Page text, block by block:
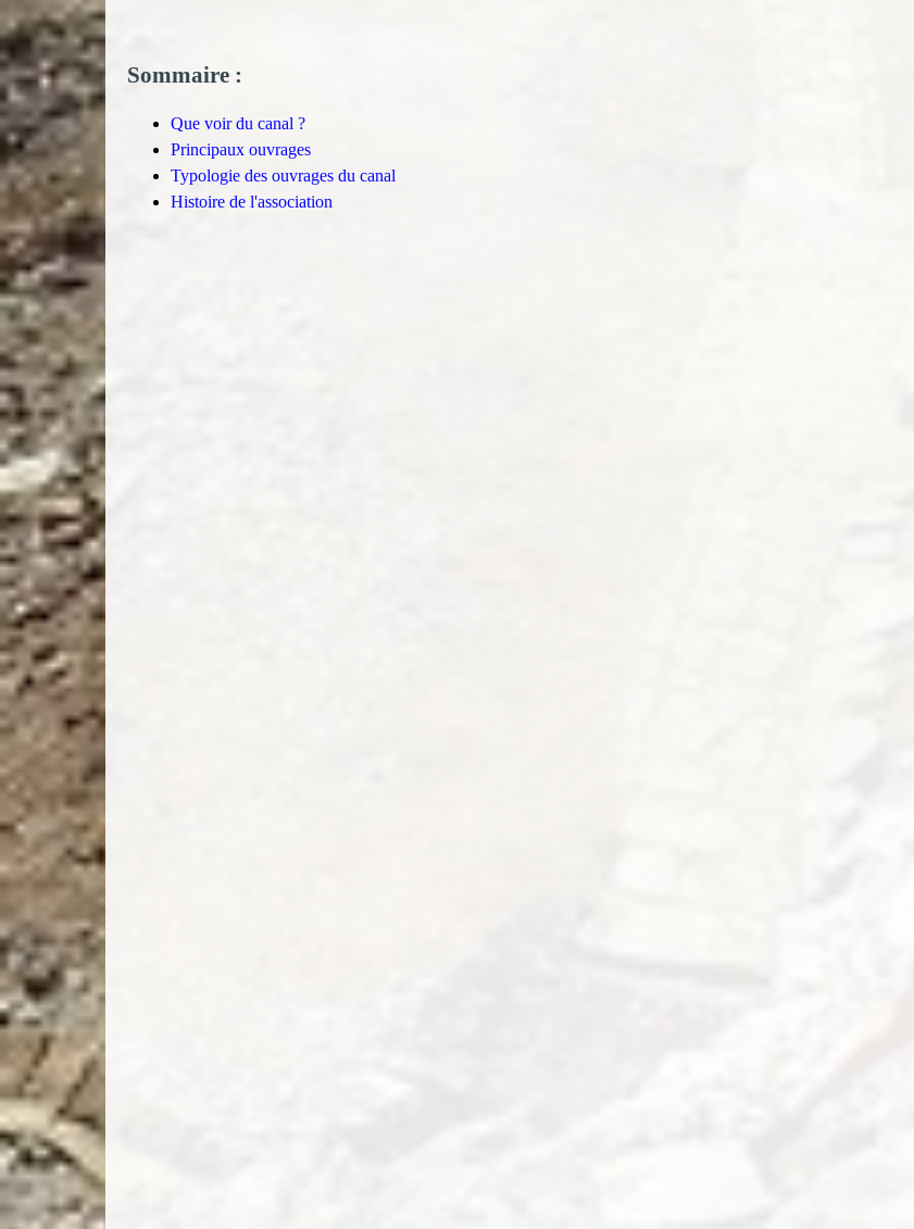
Sommaire :
Que voir du canal ?
Principaux ouvrages
Typologie des ouvrages du canal
Histoire de l'association